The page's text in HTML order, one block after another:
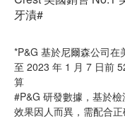
牙漬#
*P&G 基於尼爾森公司
至 2023 年 1 月 7 日前
算
#P&G 研發數據，基於
效果因人而異，需配合